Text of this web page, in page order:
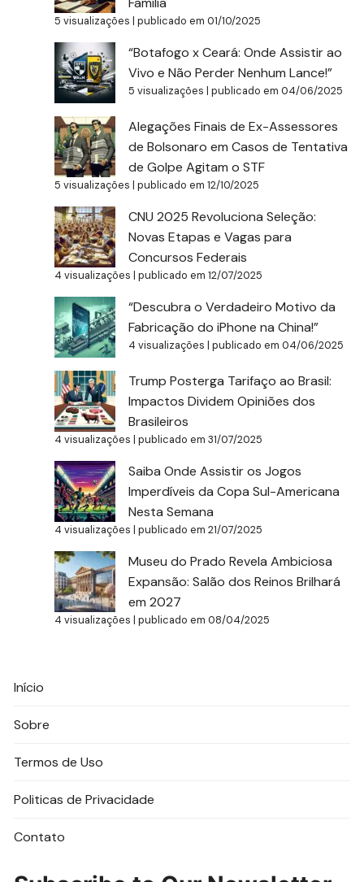
5 visualizações |publicado em 01/10/2025
“Botafogo x Ceará: Onde Assistir ao
Vivo e Não Perder Nenhum Lance!”
5 visualizações |publicado em 04/06/2025
Alegações Finais de Ex-Assessores
de Bolsonaro em Casos de Tentativa
de Golpe Agitam o STF
5 visualizações |publicado em 12/10/2025
CNU 2025 Revoluciona Seleção:
Novas Etapas e Vagas para
Concursos Federais
4 visualizações |publicado em 12/07/2025
“Descubra o Verdadeiro Motivo da
Fabricação do iPhone na China!”
4 visualizações |publicado em 04/06/2025
Trump Posterga Tarifaço ao Brasil:
Impactos Dividem Opiniões dos
Brasileiros
4 visualizações |publicado em 31/07/2025
Saiba Onde Assistir os Jogos
Imperdíveis da Copa Sul-Americana
Nesta Semana
4 visualizações |publicado em 21/07/2025
Museu do Prado Revela Ambiciosa
Expansão: Salão dos Reinos Brilhará
em 2027
4 visualizações |publicado em 08/04/2025
Início
Sobre
Termos de Uso
Politicas de Privacidade
Contato